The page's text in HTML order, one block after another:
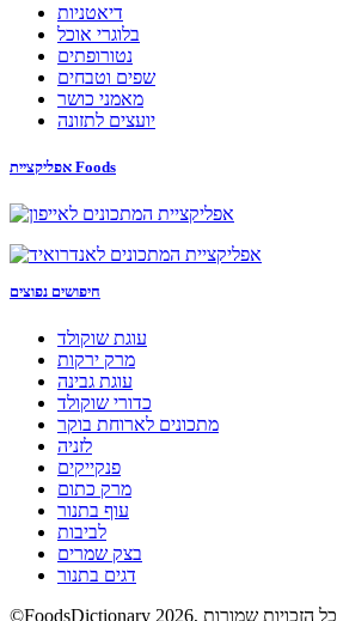
דיאטניות
בלוגרי אוכל
נטורופתים
שפים וטבחים
מאמני כושר
יועצים לתזונה
אפליקציית Foods
חיפושים נפוצים
עוגת שוקולד
מרק ירקות
עוגת גבינה
כדורי שוקולד
מתכונים לארוחת בוקר
לזניה
פנקייקים
מרק כתום
עוף בתנור
לביבות
בצק שמרים
דגים בתנור
©FoodsDictionary 2026, כל הזכויות שמורות